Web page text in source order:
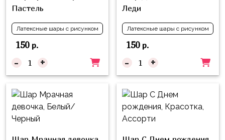
Пастель
Латексные шары с рисунком
150р.
- +
Леди
Латексные шары с рисунком
150р.
- +
Куклы
Для
Него
Для
Неё
Мишка
Тедди